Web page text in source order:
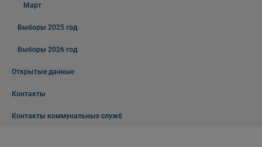
Март
Выборы 2025 год
Выборы 2026 год
Открытые данные
Контакты
Контакты коммунальных служб